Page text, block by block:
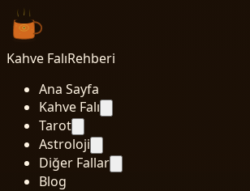
Kahve FalıRehberi
Ana Sayfa
Kahve Falı
Tarot
Astroloji
Diğer Fallar
Blog